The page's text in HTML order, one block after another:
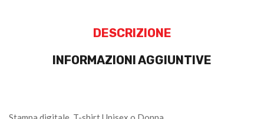
DESCRIZIONE
INFORMAZIONI AGGIUNTIVE